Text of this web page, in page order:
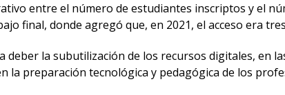
entre el número de estudiantes inscriptos y el
final, donde agregó que, en 2021, el acceso era
deber la subutilización de los recursos digitales, en
la preparación tecnológica y pedagógica de los